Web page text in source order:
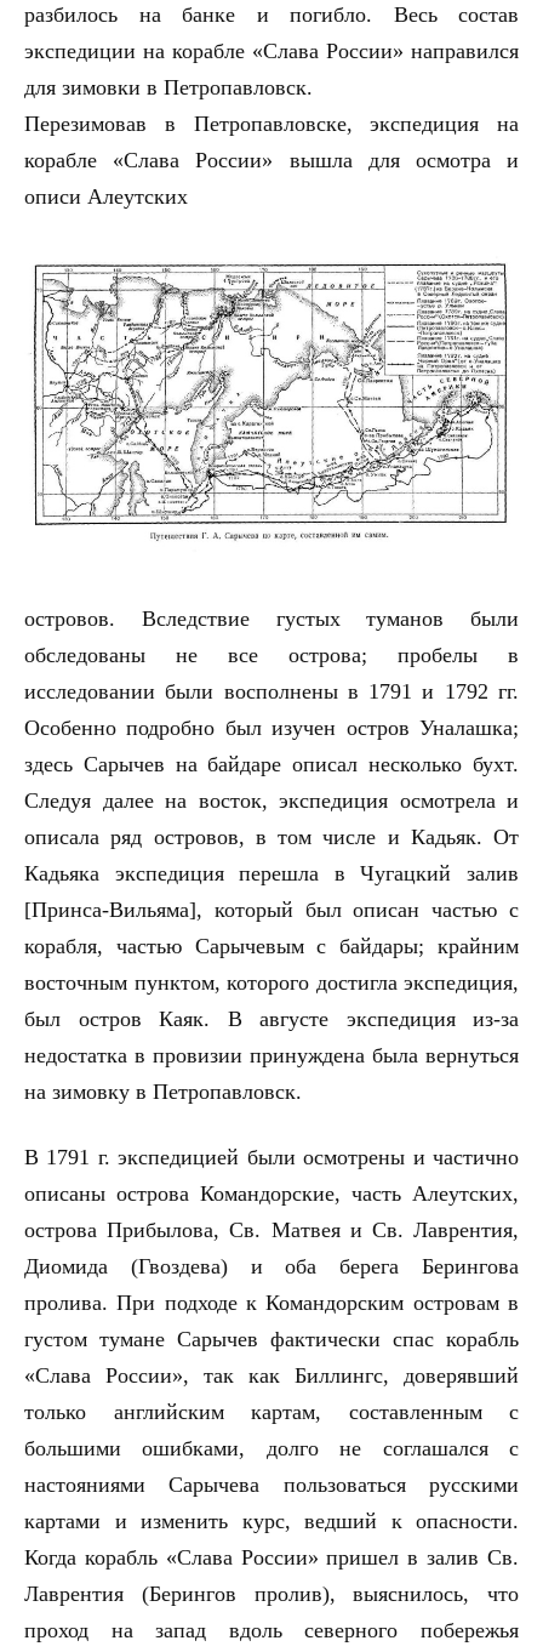
разбилось на банке и погибло. Весь состав
экспедиции на корабле «Слава России» направился
для зимовки в Петропавловск.
Перезимовав в Петропавловске, экспедиция на
корабле «Слава России» вышла для осмотра и
описи Алеутских
островов. Вследствие густых туманов были
обследованы не все острова; пробелы в
исследовании были восполнены в 1791 и 1792 гг.
Особенно подробно был изучен остров Уналашка;
здесь Сарычев на байдаре описал несколько бухт.
Следуя далее на восток, экспедиция осмотрела и
описала ряд островов, в том числе и Кадьяк. От
Кадьяка экспедиция перешла в Чугацкий залив
[Принса-Вильяма], который был описан частью с
корабля, частью Сарычевым с байдары; крайним
восточным пунктом, которого достигла экспедиция,
был остров Каяк. В августе экспедиция из-за
недостатка в провизии принуждена была вернуться
на зимовку в Петропавловск.
В 1791 г. экспедицией были осмотрены и частично
описаны острова Командорские, часть Алеутских,
острова Прибылова, Св. Матвея и Св. Лаврентия,
Диомида (Гвоздева) и оба берега Берингова
пролива. При подходе к Командорским островам в
густом тумане Сарычев фактически спас корабль
«Слава России», так как Биллингс, доверявший
только английским картам, составленным с
большими ошибками, долго не соглашался с
настояниями Сарычева пользоваться русскими
картами и изменить курс, ведший к опасности.
Когда корабль «Слава России» пришел в залив Св.
Лаврентия (Берингов пролив), выяснилось, что
проход на запад вдоль северного побережья